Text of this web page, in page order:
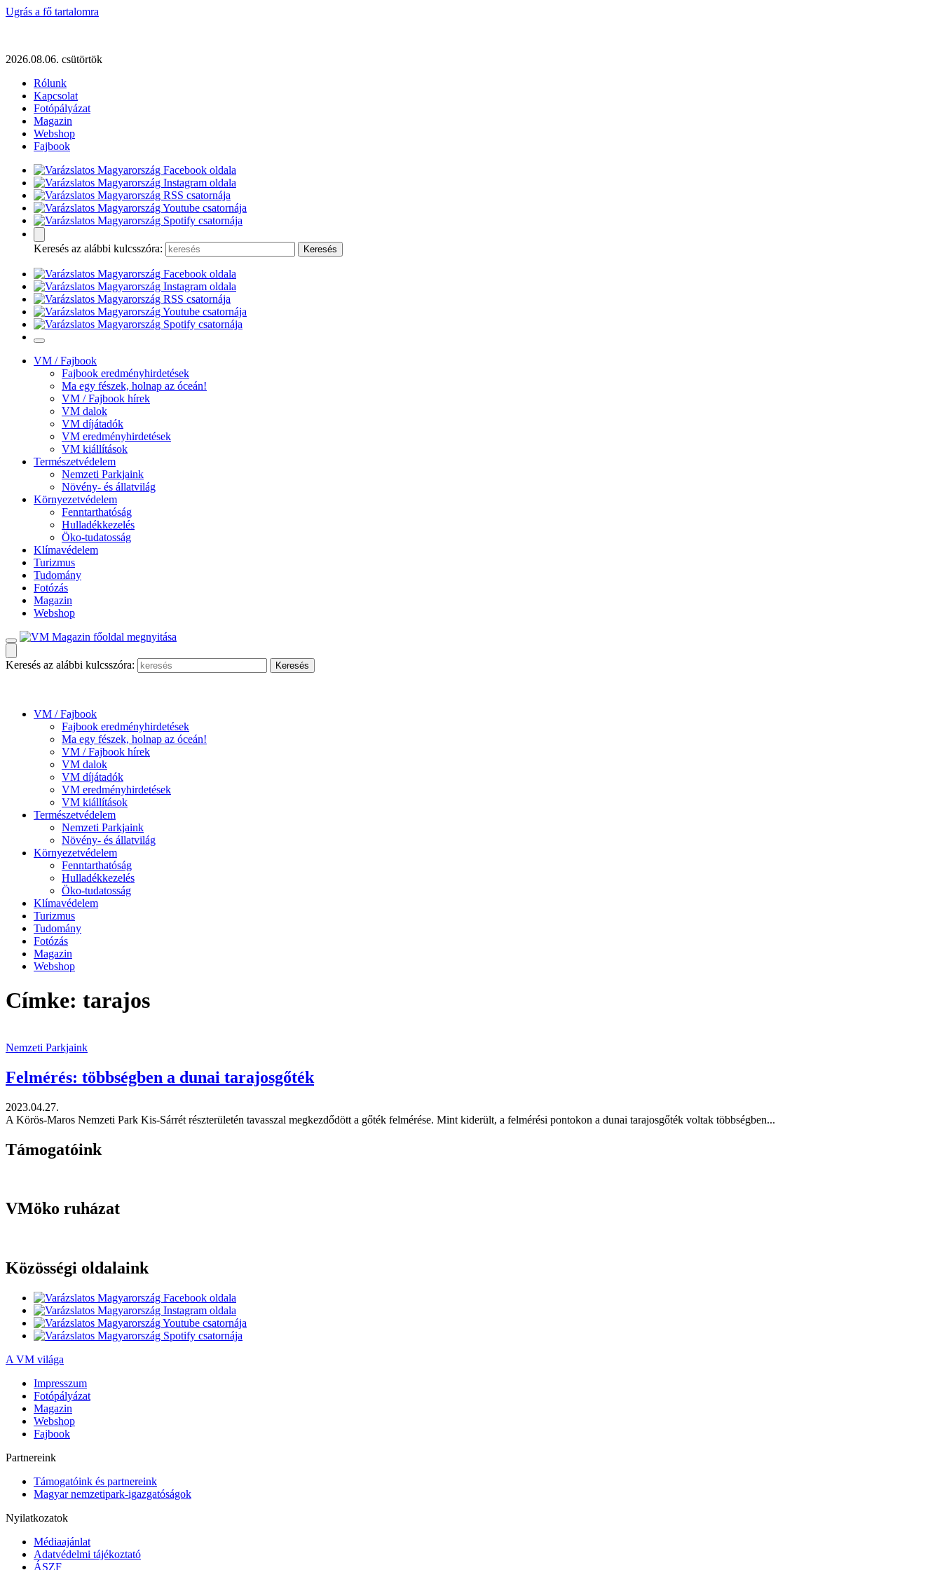
Ugrás a fő tartalomra
2026.08.06. csütörtök
Rólunk
Kapcsolat
Fotópályázat
Magazin
Webshop
Fajbook
Keresés az alábbi kulcsszóra:
VM / Fajbook
Fajbook eredményhirdetések
Ma egy fészek, holnap az óceán!
VM / Fajbook hírek
VM dalok
VM díjátadók
VM eredményhirdetések
VM kiállítások
Természetvédelem
Nemzeti Parkjaink
Növény- és állatvilág
Környezetvédelem
Fenntarthatóság
Hulladékkezelés
Öko-tudatosság
Klímavédelem
Turizmus
Tudomány
Fotózás
Magazin
Webshop
Keresés az alábbi kulcsszóra:
VM / Fajbook
Fajbook eredményhirdetések
Ma egy fészek, holnap az óceán!
VM / Fajbook hírek
VM dalok
VM díjátadók
VM eredményhirdetések
VM kiállítások
Természetvédelem
Nemzeti Parkjaink
Növény- és állatvilág
Környezetvédelem
Fenntarthatóság
Hulladékkezelés
Öko-tudatosság
Klímavédelem
Turizmus
Tudomány
Fotózás
Magazin
Webshop
Címke: tarajos
Nemzeti Parkjaink
Felmérés: többségben a dunai tarajosgőték
2023.04.27.
A Körös-Maros Nemzeti Park Kis-Sárrét részterületén tavasszal megkezdődött a gőték felmérése. Mint kiderült, a felmérési pontokon a dunai tarajosgőték voltak többségben...
Támogatóink
VMöko ruházat
Közösségi oldalaink
A VM világa
Impresszum
Fotópályázat
Magazin
Webshop
Fajbook
Partnereink
Támogatóink és partnereink
Magyar nemzetipark-igazgatóságok
Nyilatkozatok
Médiaajánlat
Adatvédelmi tájékoztató
ÁSZF